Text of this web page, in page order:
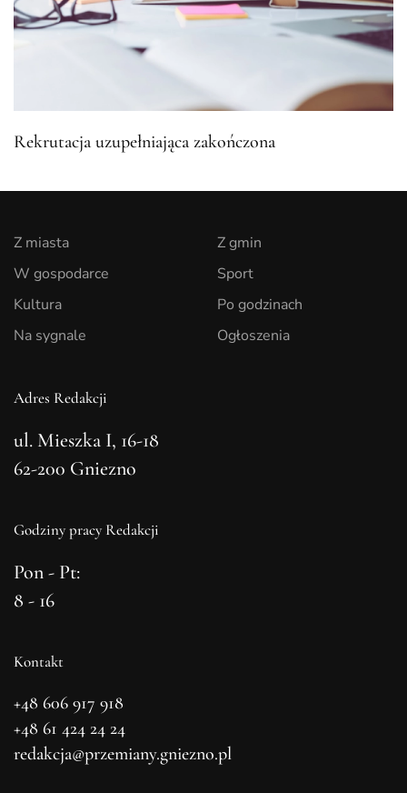
Rekrutacja uzupełniająca zakończona
Z miasta
W gospodarce
Kultura
Na sygnale
Z gmin
Sport
Po godzinach
Ogłoszenia
Adres Redakcji
ul. Mieszka I, 16-18
62-200 Gniezno
Godziny pracy Redakcji
Pon - Pt:
8 - 16
Kontakt
+48 606 917 918
+48 61 424 24 24
redakcja@przemiany.gniezno.pl